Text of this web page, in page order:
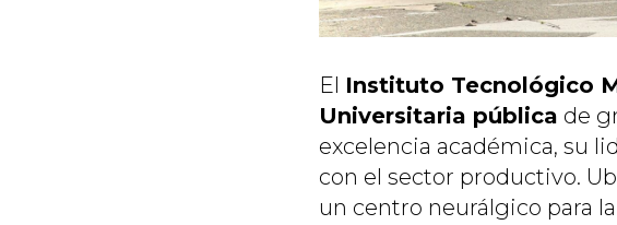
El Instituto Tecnológico
Universitaria pública de
excelencia académica, su
con el sector productivo.
un centro neurálgico para